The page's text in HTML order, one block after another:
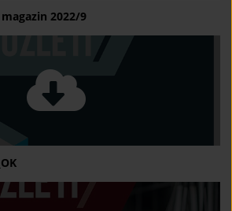
2022/9